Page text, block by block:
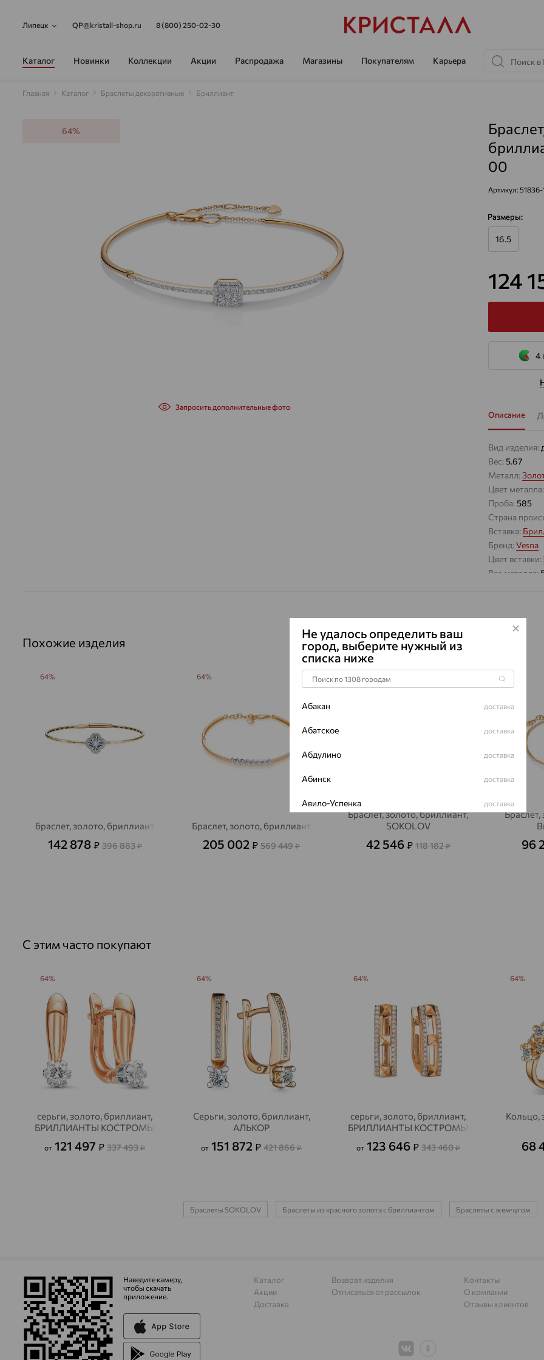
Липецк QP@kristall-shop.ru 8 (800) 250-02-30
Каталог Новинки Коллекции Акции Распродажа Магазины Покупателям Карьера
Главная Каталог Браслеты декоративные Бриллиант
64%
Запросить дополнительные фото
00
Артикул:
Размеры:
16.5
124
4
Описание
Вид изделия:
Вес:5.67
Металл:
Цвет металла:
Проба:585
Страна
Вставка:
Бренд:Vesna
Цвет вставки:
Вес металла:
ВИД КАМНЯ
ВЕС
ФОРМА
ГРАНЕЙ
ЧИСТОТА
Похожие изделия
браслет, золото, бриллиант
142 878 ₽ 396 883₽
64%
Браслет, золото, бриллиант
205 002 ₽ 569 449₽
64%
Браслет, золото, бриллиант,
SOKOLOV
42 546 ₽ 118 182₽
64%
Браслет,
96
С этим часто покупают
серьги, золото, бриллиант,
БРИЛЛИАНТЫ КОСТРОМЫ
от 121 497 ₽ 337 493₽
64%
Серьги, золото, бриллиант,
АЛЬКОР
от 151 872 ₽ 421 866₽
64%
серьги, золото, бриллиант,
БРИЛЛИАНТЫ КОСТРОМЫ
от 123 646 ₽ 343 460₽
64%
Кольцо,
68
64%
Браслеты SOKOLOV Браслеты из красного золота с бриллиантом Браслеты с жемчугом
Наведите камеру,
чтобы скачать
приложение.
Каталог
Акции
Доставка
Возврат изделия
Отписаться от рассылок
Контакты
О компании
Отзывы клиентов
Не удалось определить ваш
город, выберите нужный из
списка ниже
Абакан доставка
Абатское доставка
Абдулино доставка
Абинск доставка
Авило-Успенка доставка
Авсюнино
Актюбинский, Азнакаевский район
Алапаевск доставка
Алексеево-Лозовское доставка